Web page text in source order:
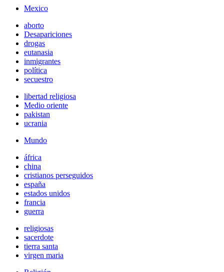
Mexico
aborto
Desapariciones
drogas
eutanasia
inmigrantes
política
secuestro
libertad religiosa
Medio oriente
pakistan
ucrania
Mundo
áfrica
china
cristianos perseguidos
españa
estados unidos
francia
guerra
religiosas
sacerdote
tierra santa
virgen maria